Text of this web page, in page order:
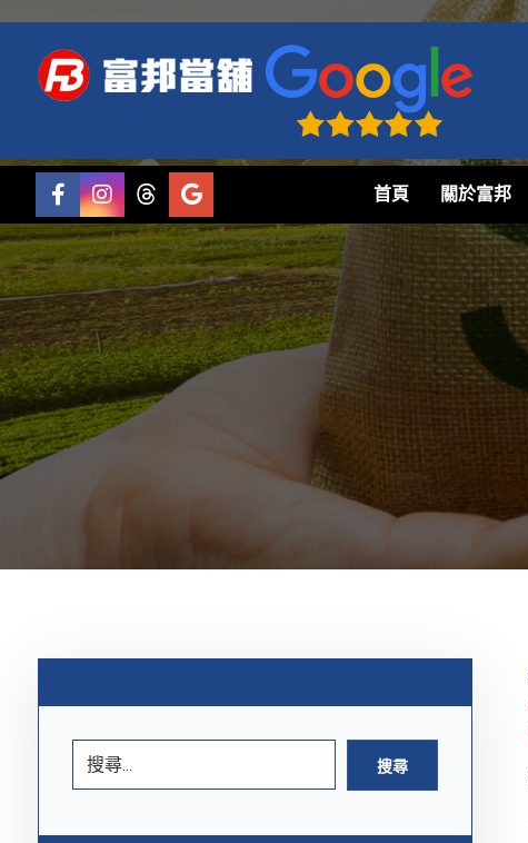
首頁 關於富邦
搜尋